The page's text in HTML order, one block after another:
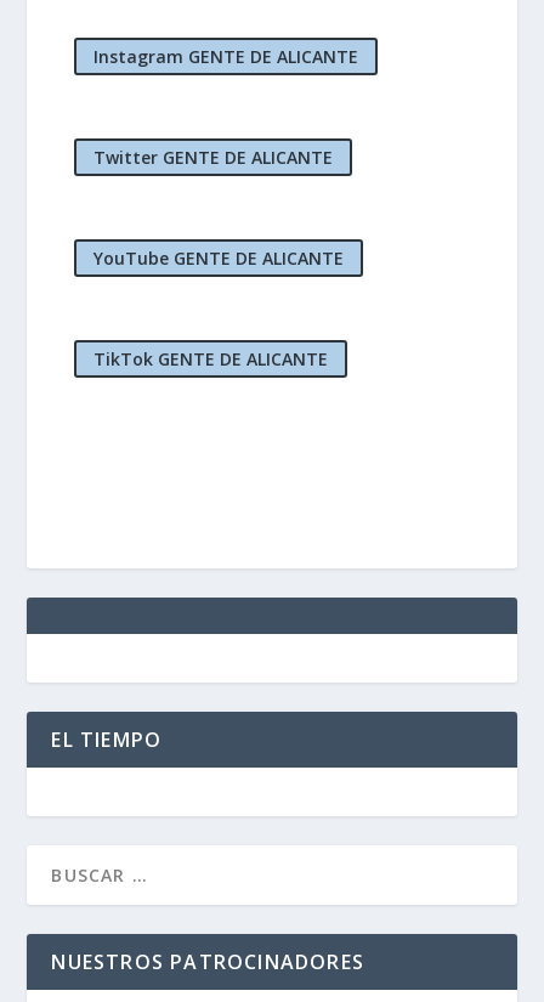
Instagram GENTE DE ALICANTE
Twitter GENTE DE ALICANTE
YouTube GENTE DE ALICANTE
TikTok GENTE DE ALICANTE
EL TIEMPO
NUESTROS PATROCINADORES